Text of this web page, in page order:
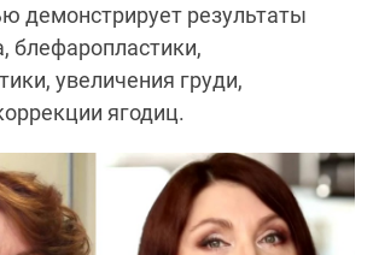
демонстрирует результаты
блефаропластики,
увеличения груди,
ягодиц.